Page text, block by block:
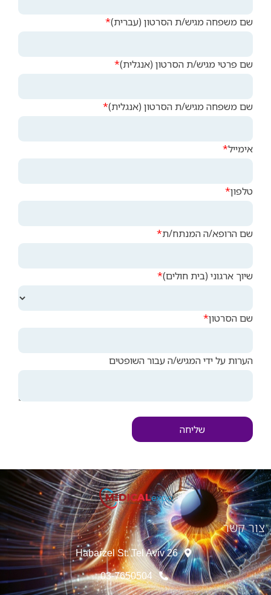
שם משפחה מגיש/ת הסרטון (עברית)
שם פרטי מגיש/ת הסרטון (אנגלית)
שם משפחה מגיש/ת הסרטון (אנגלית)
אימייל
טלפון
שם הרופא/ה המנתח/ת
שיוך ארגוני (בית חולים)
שם הסרטון
הערות על ידי המגיש/ה עבור השופטים
שליחה
צור קשר
26 Habarzel St. Tel Aviv
03-7650504